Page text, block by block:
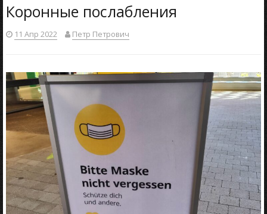
Коронные послабления
11 Апр 2022 Петр Петрович